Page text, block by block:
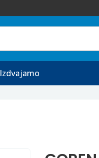
Izdvajamo